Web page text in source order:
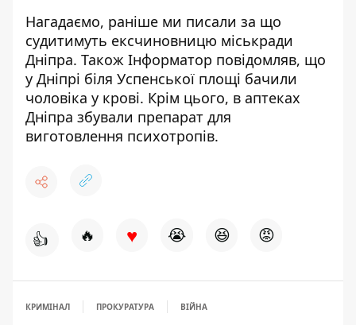
Нагадаємо, раніше ми писали за що
судитимуть ексчиновницю міськради
Дніпра. Також Інформатор повідомляв, що
у Дніпрі біля Успенської площі бачили
чоловіка у крові. Крім цього, в аптеках
Дніпра збували препарат для
виготовлення психотропів.
👍 🔥 ♥ 😭 😆 😡
КРИМІНАЛ ПРОКУРАТУРА ВІЙНА